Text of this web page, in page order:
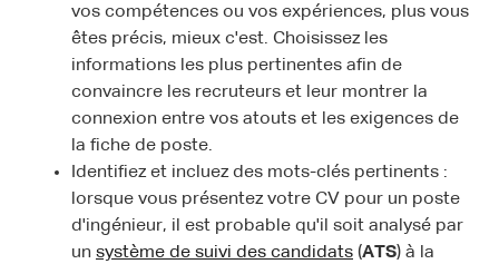
vos compétences ou vos expériences, plus vous
êtes précis, mieux c'est. Choisissez les
informations les plus pertinentes afin de
convaincre les recruteurs et leur montrer la
connexion entre vos atouts et les exigences de
la fiche de poste.
Identifiez et incluez des mots-clés pertinents :
lorsque vous présentez votre CV pour un poste
d'ingénieur, il est probable qu'il soit analysé par
un système de suivi des candidats (ATS) à la